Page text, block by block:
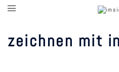
inhalt
zeichnen mit